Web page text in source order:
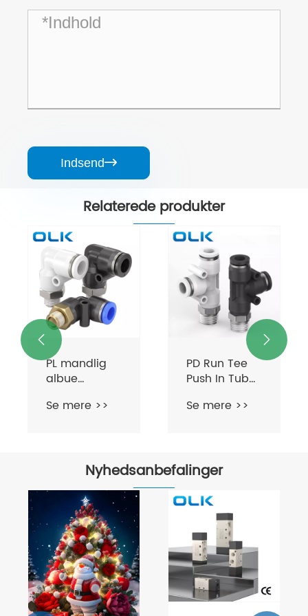
Indsend
Relaterede produkter
PL mandlig
albue
rørmontering
Se mere >>
PD Run Tee
Push In Tube
Se mere >>
 
Nyhedsanbefalinger